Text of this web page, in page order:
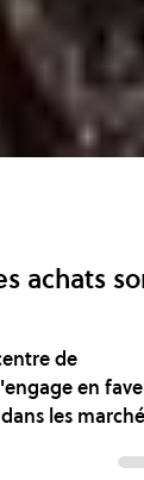
achats
de
les marchés